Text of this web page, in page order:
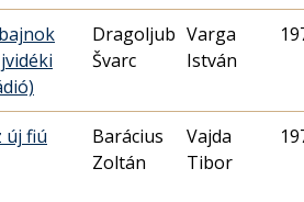
Dragoljub
Švarc
Varga
István
új fiú
Barácius
Zoltán
Vajda
Tibor